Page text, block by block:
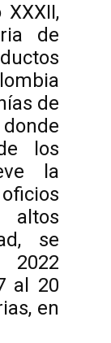
de
de
los
la
se
al 20
en